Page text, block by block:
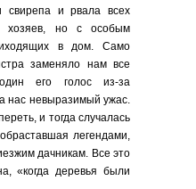
свирепа и рвала всех
но с особым
в дом. Само
заменяло нам все
его голос из-за
нас невыразимый ужас.
и тогда случалась
легендами,
дачникам. Все это
«когда деревья были